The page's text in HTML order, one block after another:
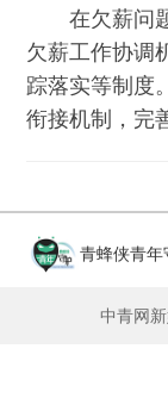
在欠薪问题
欠薪工作协调
踪落实等制度
衔接机制，完
青蜂侠青
中青网